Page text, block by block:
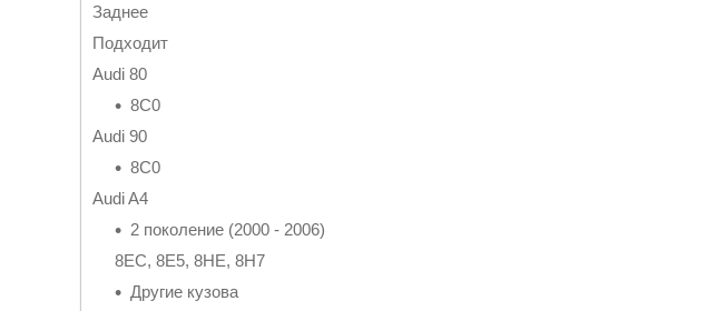
Заднее
Подходит
Audi 80
8C0
Audi 90
8C0
Audi A4
2 поколение (2000 - 2006)
8EC, 8E5, 8HE, 8H7
Другие кузова